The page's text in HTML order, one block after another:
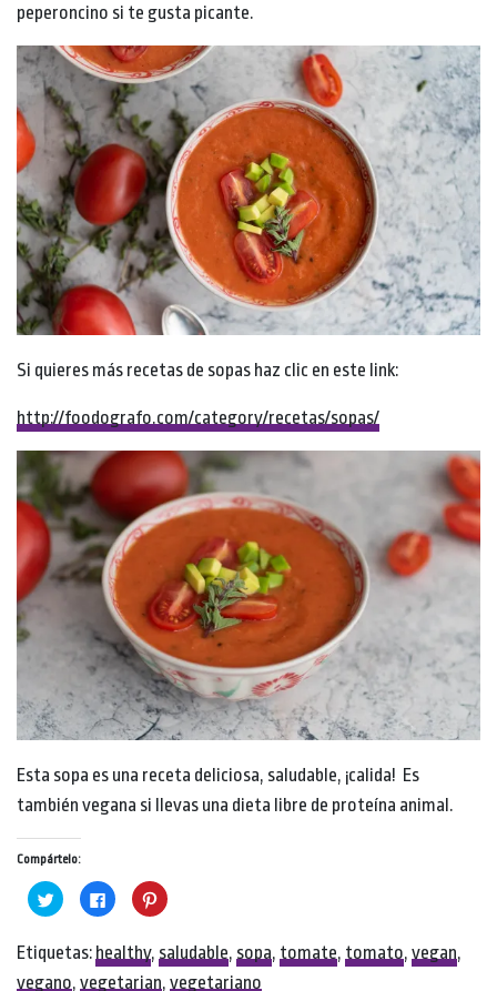
peperoncino si te gusta picante.
Si quieres más recetas de sopas haz clic en este link:
http://foodografo.com/category/recetas/sopas/
Esta sopa es una receta deliciosa, saludable, ¡calida! Es
también vegana si llevas una dieta libre de proteína animal.
Compártelo:
Click
to
share
Twitter
(Opens
in
Click
to
share
Facebook
(Opens
in
Click
to
Pinterest
(Opens
in
Etiquetas: healthy, saludable, sopa, tomate, tomato, vegan,
vegano, vegetarian, vegetariano